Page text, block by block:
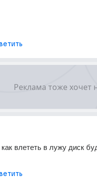
влететь в лужу диск